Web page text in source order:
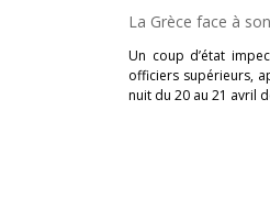
La Grèce face à
Un coup d’état
officiers supérieurs,
nuit du 20 au 21 avril